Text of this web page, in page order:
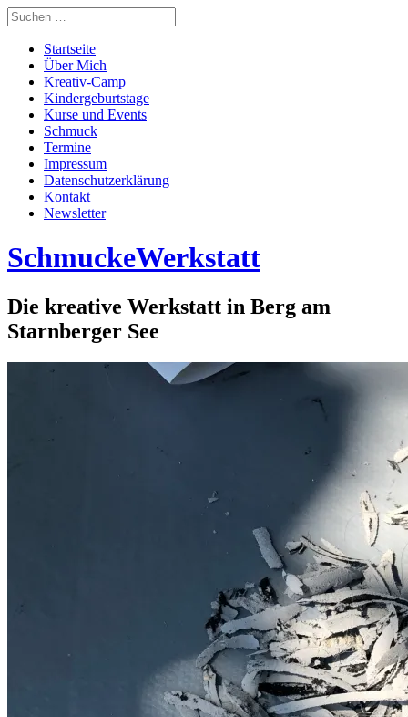
Startseite
Über Mich
Kreativ-Camp
Kindergeburtstage
Kurse und Events
Schmuck
Termine
Impressum
Datenschutzerklärung
Kontakt
Newsletter
SchmuckeWerkstatt
Die kreative Werkstatt in Berg am
Starnberger See